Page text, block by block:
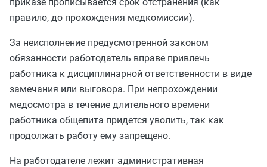
правило, до прохождения медкомиссии).
За неисполнение предусмотренной законом
обязанности работодатель вправе привлечь
работника к дисциплинарной ответственности в виде
замечания или выговора. При непрохождении
медосмотра в течение длительного времени
работника общепита придется уволить, так как
продолжать работу ему запрещено.
На работодателе лежит административная